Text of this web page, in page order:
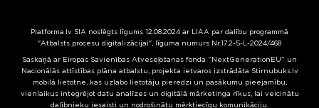
Platforma.lv SIA noslēgts līgums 12.08.2024 ar LIAA par dalību programmā
"Atbalsts procesu digitalizācijai", līguma numurs Nr.17.2-5-L-2024/468
Saskaņā ar Eiropas Savienības Atveseļošanas fonda “NextGenerationEU” un
Nacionālās attīstības plāna atbalstu, projekta ietvaros izstrādāta Stirnubuks.lv
mobilā lietotne, kas uzlabo lietotāju pieredzi un pasākumu pieejamību,
vienlaikus integrējot datu analīzes un digitālā mārketinga rīkus, lai veicinātu
dalībnieku iesaisti un nodrošinātu mērķtiecīgu komunikāciju.